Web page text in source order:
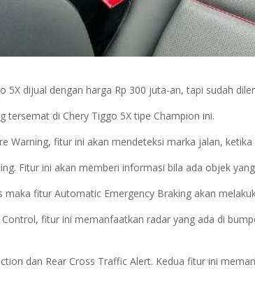
5X dijual dengan harga Rp 300 juta-an, tapi sudah
tersemat di Chery Tiggo 5X tipe Champion ini.
Warning, fitur ini akan mendeteksi marka jalan,
Fitur ini akan memberi informasi bila ada objek
maka fitur Automatic Emergency Braking akan
fitur ini memanfaatkan radar yang ada di
dan Rear Cross Traffic Alert. Kedua fitur ini